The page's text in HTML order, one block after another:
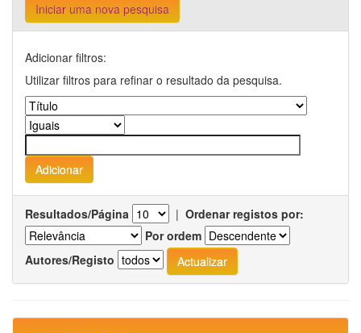
Iniciar uma nova pesquisa
Adicionar filtros:
Utilizar filtros para refinar o resultado da pesquisa.
Resultados/Página | Ordenar registos por:
Por ordem
Autores/Registo